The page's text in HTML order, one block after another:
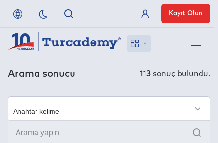
Referanslarımız
Üye Girişi
Kayıt Olun
Arama sonucu 113 sonuç bulundu.
Ara